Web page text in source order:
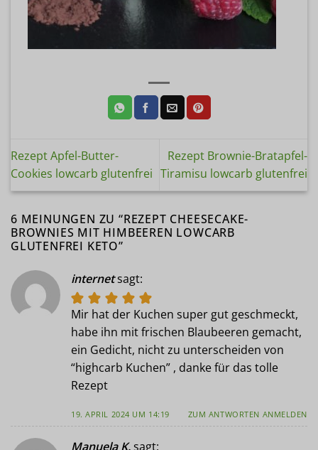
Rezept Apfel-Butter-
Cookies lowcarb glutenfrei
Rezept Brownie-Bratapfel-
Tiramisu lowcarb glutenfrei
6 MEINUNGEN ZU “REZEPT CHEESECAKE-
BROWNIES MIT HIMBEEREN LOWCARB
GLUTENFREI KETO”
internetsagt:
Mir hat der Kuchen super gut geschmeckt,
habe ihn mit frischen Blaubeeren gemacht,
ein Gedicht, nicht zu unterscheiden von
“highcarb Kuchen” , danke für das tolle
Rezept
19. APRIL 2024 UM 14:19 ZUM ANTWORTEN ANMELDEN
Manuela K.sagt: